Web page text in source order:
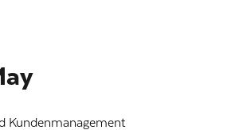
Kundenmanagement